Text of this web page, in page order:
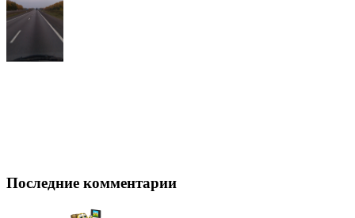
Последние комментарии